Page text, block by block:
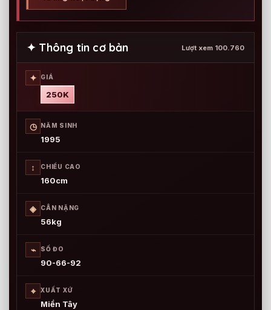
✦ Thông tin cơ bản Lượt xem 100.760
✦ GIÁ
250K
◷ NĂM SINH
1995
↕ CHIỀU CAO
160cm
◈ CÂN NẶNG
56kg
⌁ SỐ ĐO
90-66-92
⌖ XUẤT XỨ
Miền Tây